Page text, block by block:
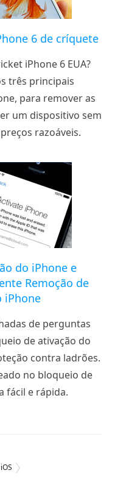
6 de críquete
iPhone 6 EUA?
três principais
para remover as
um dispositivo sem
razoáveis.
do iPhone e
Remoção de
iPhone
de perguntas
de ativação do
contra ladrões.
no bloqueio de
fácil e rápida.